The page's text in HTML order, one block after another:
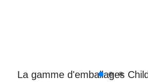
La gamme d'emballages